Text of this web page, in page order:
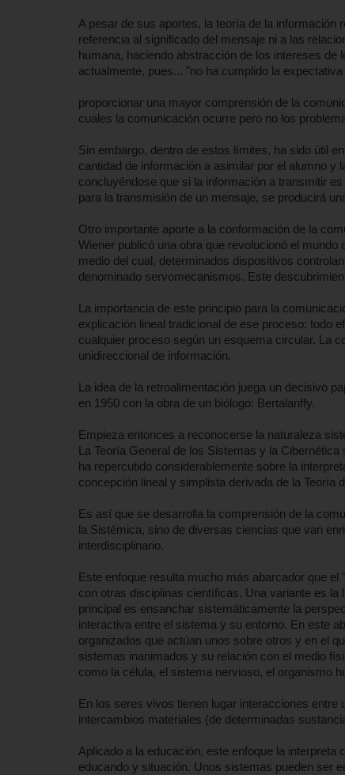
A pesar de sus aportes, la teoría de la información
referencia al significado del mensaje ni a las
humana, haciendo abstracción de los intereses
actualmente, pues... "no ha cumplido la expectativa
proporcionar una mayor comprensión de la
cuales la comunicación ocurre pero no los
Sin embargo, dentro de estos límites, ha sido útil
cantidad de información a asimilar por el alumno
concluyéndose que si la información a transmitir
para la transmisión de un mensaje, se producirá
Otro importante aporte a la conformación de la
Wiener publicó una obra que revolucionó el
medio del cual, determinados dispositivos
denominado servomecanismos. Este
La importancia de este principio para la
explicación lineal tradicional de ese proceso: todo
cualquier proceso según un esquema circular. La
unidireccional de información.
La idea de la retroalimentación juega un decisivo
en 1950 con la obra de un biólogo: Bertalanffy.
Empieza entonces a reconocerse la naturaleza
La Teoría General de los Sistemas y la
ha repercutido considerablemente sobre la
concepción lineal y simplista derivada de la Teoría
Es así que se desarrolla la comprensión de la
la Sistémica, sino de diversas ciencias que van
interdisciplinario.
Este enfoque resulta mucho más abarcador que
con otras disciplinas científicas. Una variante es
principal es ensanchar sistemáticamente la
interactiva entre el sistema y su entorno. En este
organizados que actúan unos sobre otros y en el
sistemas inanimados y su relación con el medio
como la célula, el sistema nervioso, el organismo
En los seres vivos tienen lugar interacciones
intercambios materiales (de determinadas
Aplicado a la educación, este enfoque la
educando y situación. Unos sistemas pueden ser